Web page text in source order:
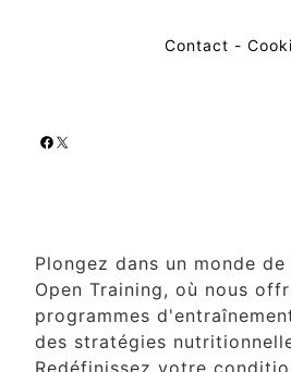
Contact -
Facebook
X
Plongez dans un monde
Open Training, où nous
programmes
des stratégies
Redéfinissez votre